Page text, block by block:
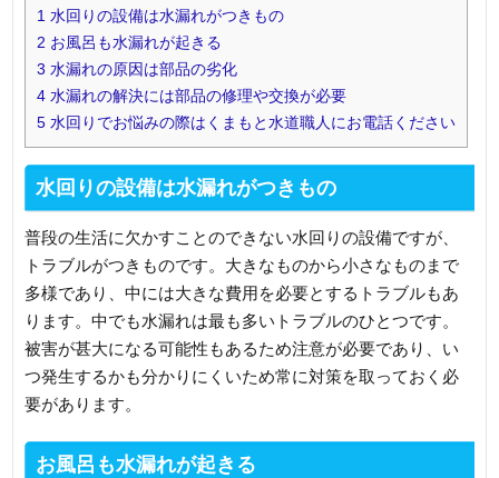
1 水回りの設備は水漏れがつきもの
2 お風呂も水漏れが起きる
3 水漏れの原因は部品の劣化
4 水漏れの解決には部品の修理や交換が必要
5 水回りでお悩みの際はくまもと水道職人にお電話ください
水回りの設備は水漏れがつきもの
普段の生活に欠かすことのできない水回りの設備ですが、
トラブルがつきものです。大きなものから小さなものまで
多様であり、中には大きな費用を必要とするトラブルもあ
ります。中でも水漏れは最も多いトラブルのひとつです。
被害が甚大になる可能性もあるため注意が必要であり、い
つ発生するかも分かりにくいため常に対策を取っておく必
要があります。
お風呂も水漏れが起きる